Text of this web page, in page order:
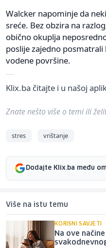
Walcker napominje da
sreće. Bez obzira na
obično okuplja
poslije zajedno posmatrali
vodene površine.
Klix.ba čitajte i u našoj
Znate nešto više o temi ili
stres vrištanje
Dodajte Klix.ba među
Više na istu temu
KORISNI SAVJETI
Na ove